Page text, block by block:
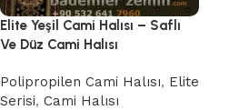
Elite Yeşil Cami Halısı – Saflı
Ve Düz Cami Halısı
Polipropilen Cami Halısı, Elite
Serisi, Cami Halısı